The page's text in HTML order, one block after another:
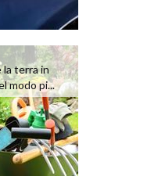
la terra in
modo pi...